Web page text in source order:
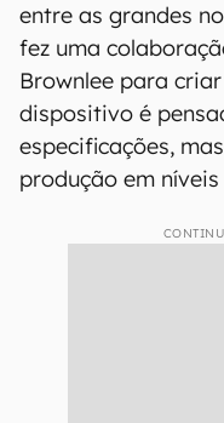
entre as grandes
fez uma
Brownlee para
dispositivo é
especificações,
produção em